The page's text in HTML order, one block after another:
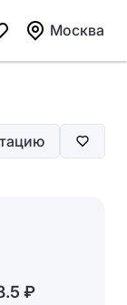
Москва
₽